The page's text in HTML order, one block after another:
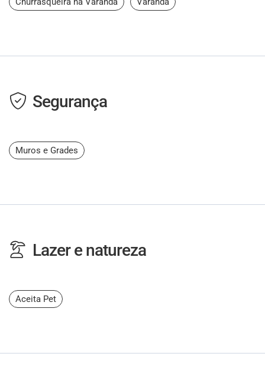
Segurança
Muros e Grades
Lazer e natureza
Aceita Pet